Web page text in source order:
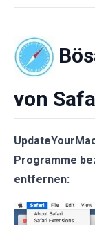
von
Programme
entfernen: